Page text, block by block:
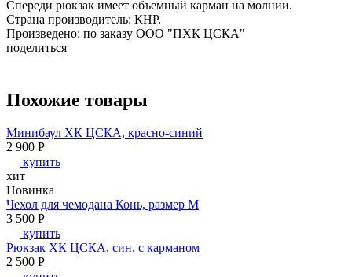
Спереди рюкзак имеет объемный карман на молнии.
Страна производитель: КНР.
Произведено: по заказу ООО "ПХК ЦСКА"
поделиться
Похожие товары
Минибаул ХК ЦСКА, красно-синий
2 900 P
купить
хит
Новинка
Чехол для чемодана Конь, размер M
3 500 P
купить
Рюкзак ХК ЦСКА, син. с карманом
2 500 P